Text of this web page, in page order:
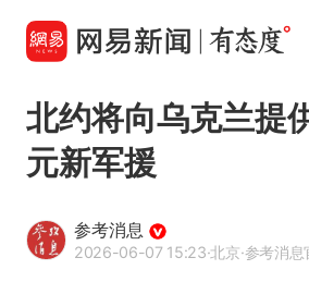
北约将向乌克兰提
元新军援
参考消息
2026-06-07 15:23·北京·参考消息官